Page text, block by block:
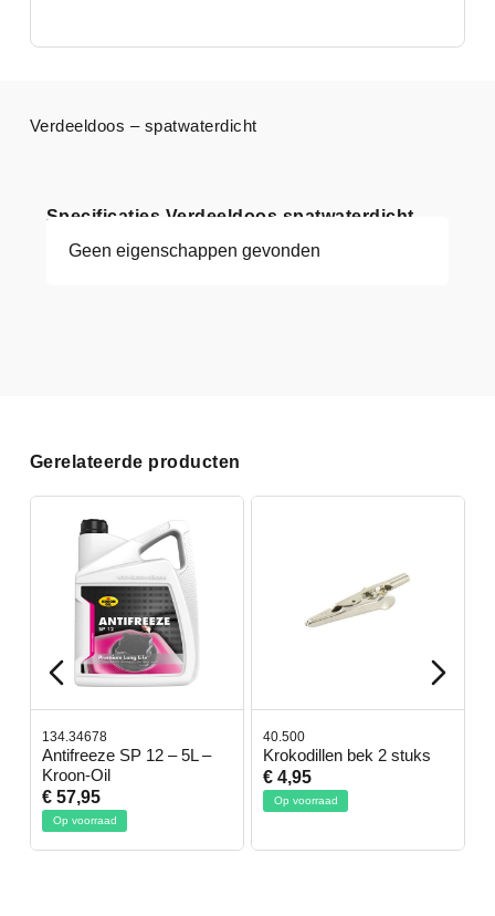
Specificaties Verdeeldoos spatwaterdicht
Geen eigenschappen gevonden
Verdeeldoos – spatwaterdicht
Gerelateerde producten
134.34678
Antifreeze SP 12 – 5L –
Kroon-Oil
€ 57,95
Op voorraad
40.500
Krokodillen bek 2 stuks
€ 4,95
Op voorraad